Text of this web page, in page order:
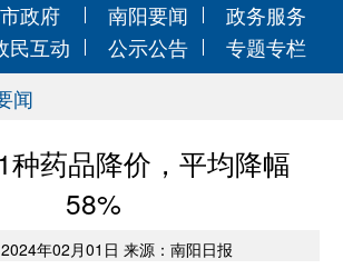
市政府 南阳要闻
政务服务
民互动 公示公告
专题专栏
闻
种药品降价，平均降幅
58%
年02月01日 来源：南阳日报